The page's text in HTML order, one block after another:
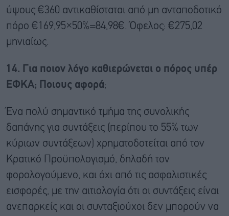
ύψους €360 αντικαθίσταται από μη ανταποδοτικό
πόρο €169,95×50%=84,98€. Όφελος: €275,02
μηνιαίως.
14. Για ποιον λόγο καθιερώνεται ο πόρος υπέρ
ΕΦΚΑ; Ποιους αφορά;
Ένα πολύ σημαντικό τμήμα της συνολικής
δαπάνης για συντάξεις (περίπου το 55% των
κύριων συντάξεων) χρηματοδοτείται από τον
Κρατικό Προϋπολογισμό, δηλαδή τον
φορολογούμενο, και όχι από τις ασφαλιστικές
εισφορές, με την αιτιολογία ότι οι συντάξεις είναι
ανεπαρκείς και οι συνταξιούχοι δεν μπορούν να